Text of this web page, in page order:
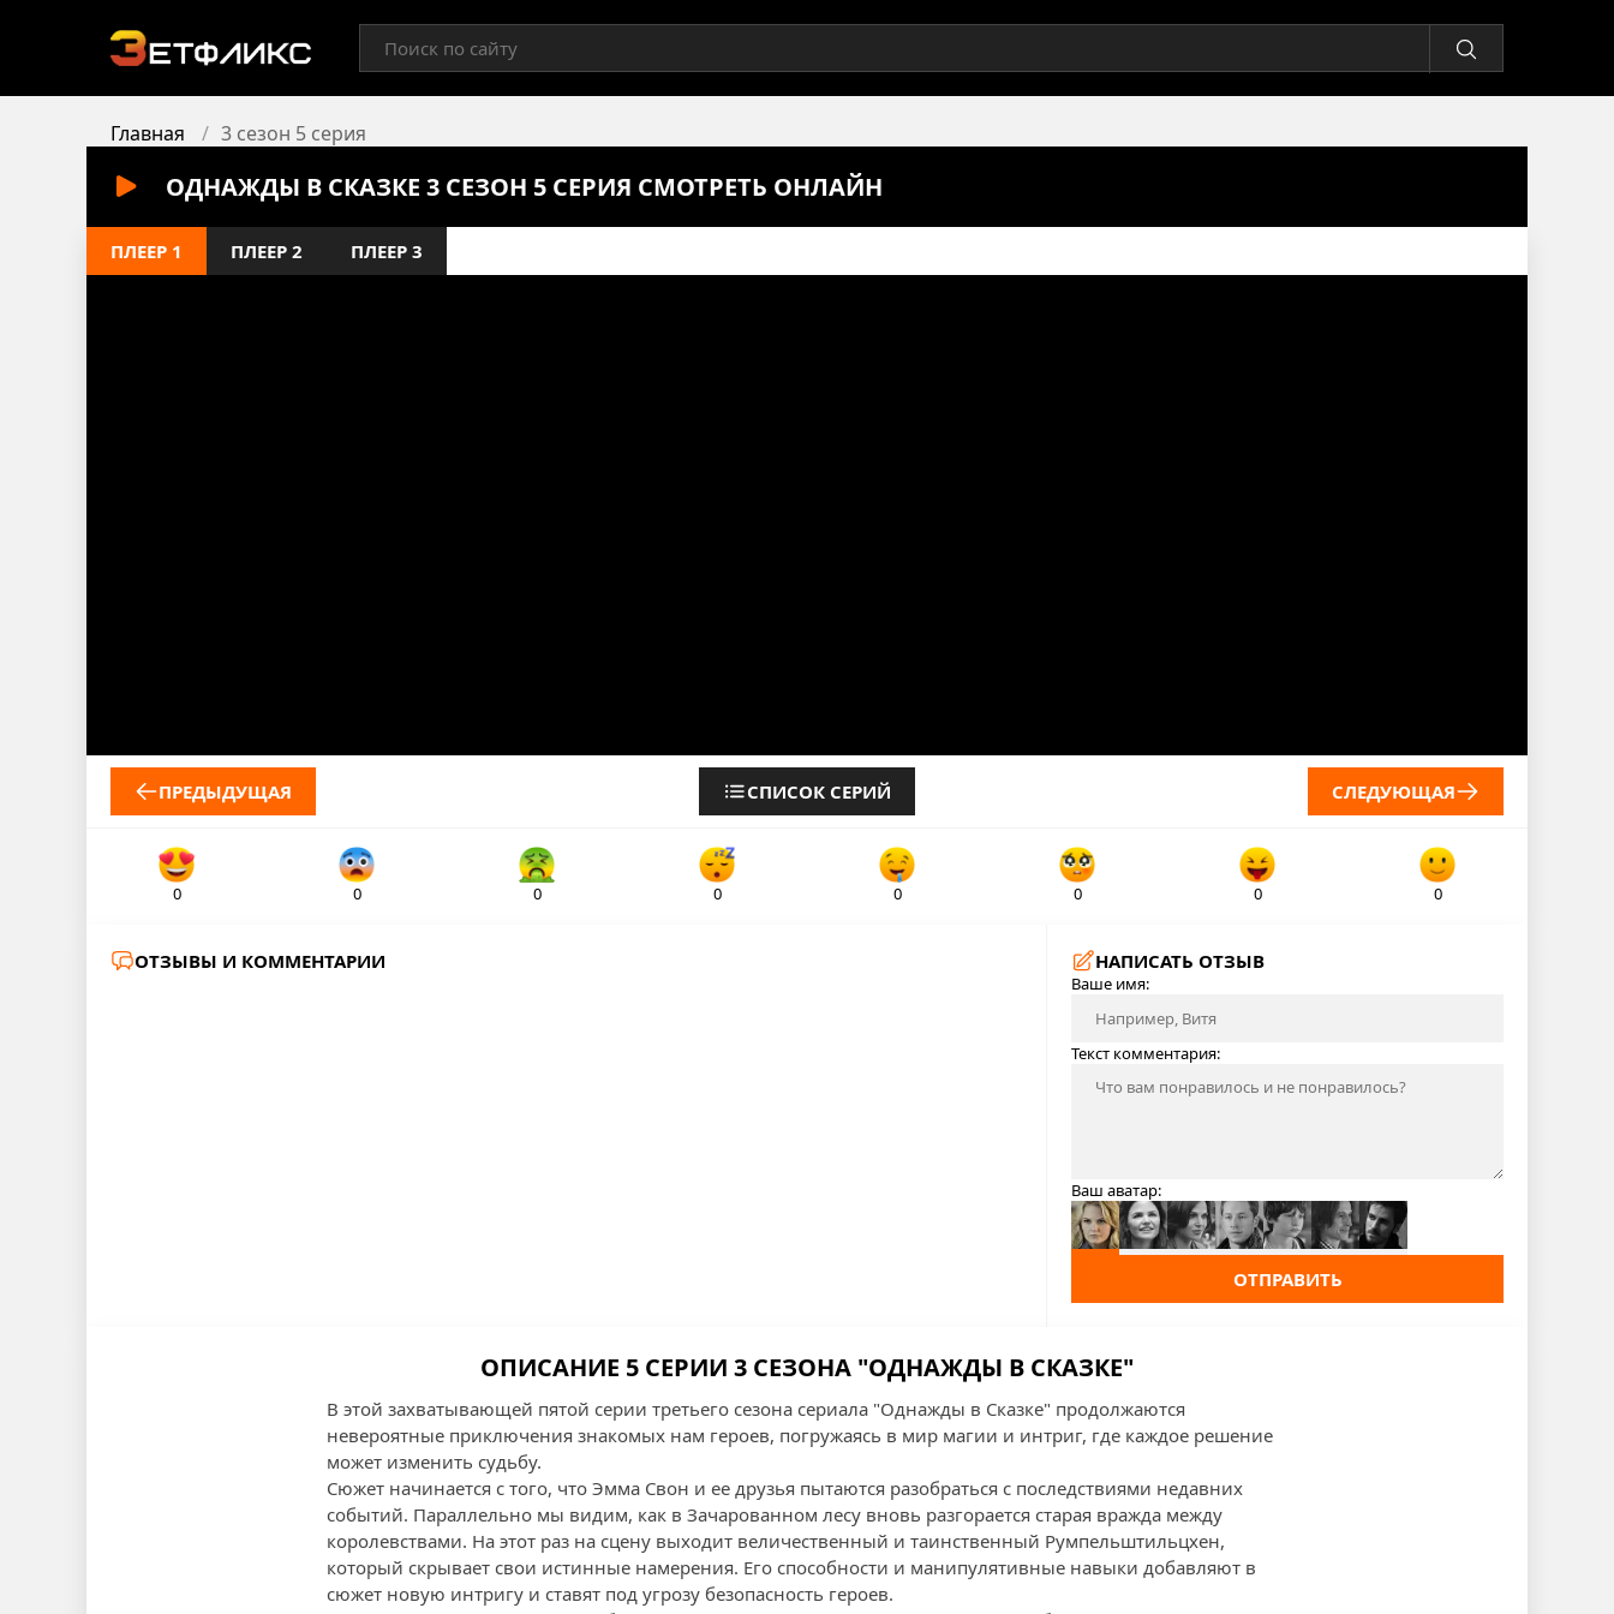
Главная 3 сезон 5 серия
ОДНАЖДЫ В СКАЗКЕ 3 СЕЗОН 5 СЕРИЯ СМОТРЕТЬ ОНЛАЙН
ПЛЕЕР 1 ПЛЕЕР 2 ПЛЕЕР 3
ПРЕДЫДУЩАЯ СПИСОК СЕРИЙ СЛЕДУЮЩАЯ
0 0 0 0 0 0 0 0
ОТЗЫВЫ И КОММЕНТАРИИ НАПИСАТЬ ОТЗЫВ
Ваше имя:
Текст комментария:
Ваш аватар:
ОТПРАВИТЬ
ОПИСАНИЕ 5 СЕРИИ 3 СЕЗОНА "ОДНАЖДЫ В СКАЗКЕ"
В этой захватывающей пятой серии третьего сезона сериала "Однажды в Сказке" продолжаются
невероятные приключения знакомых нам героев, погружаясь в мир магии и интриг, где каждое решение
может изменить судьбу.
Сюжет начинается с того, что Эмма Свон и ее друзья пытаются разобраться с последствиями недавних
событий. Параллельно мы видим, как в Зачарованном лесу вновь разгорается старая вражда между
королевствами. На этот раз на сцену выходит величественный и таинственный Румпельштильцхен,
который скрывает свои истинные намерения. Его способности и манипулятивные навыки добавляют в
сюжет новую интригу и ставят под угрозу безопасность героев.